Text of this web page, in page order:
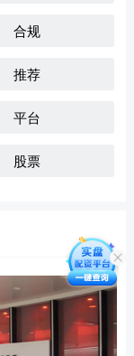
合规
推荐
平台
股票